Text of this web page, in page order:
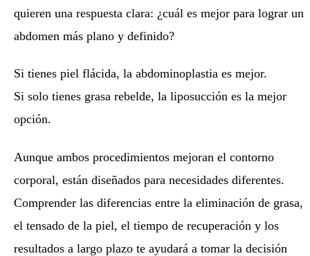
quieren una respuesta clara: ¿cuál es mejor para lograr un
abdomen más plano y definido?
Si tienes piel flácida, la abdominoplastia es mejor.
Si solo tienes grasa rebelde, la liposucción es la mejor
opción.
Aunque ambos procedimientos mejoran el contorno
corporal, están diseñados para necesidades diferentes.
Comprender las diferencias entre la eliminación de grasa,
el tensado de la piel, el tiempo de recuperación y los
resultados a largo plazo te ayudará a tomar la decisión